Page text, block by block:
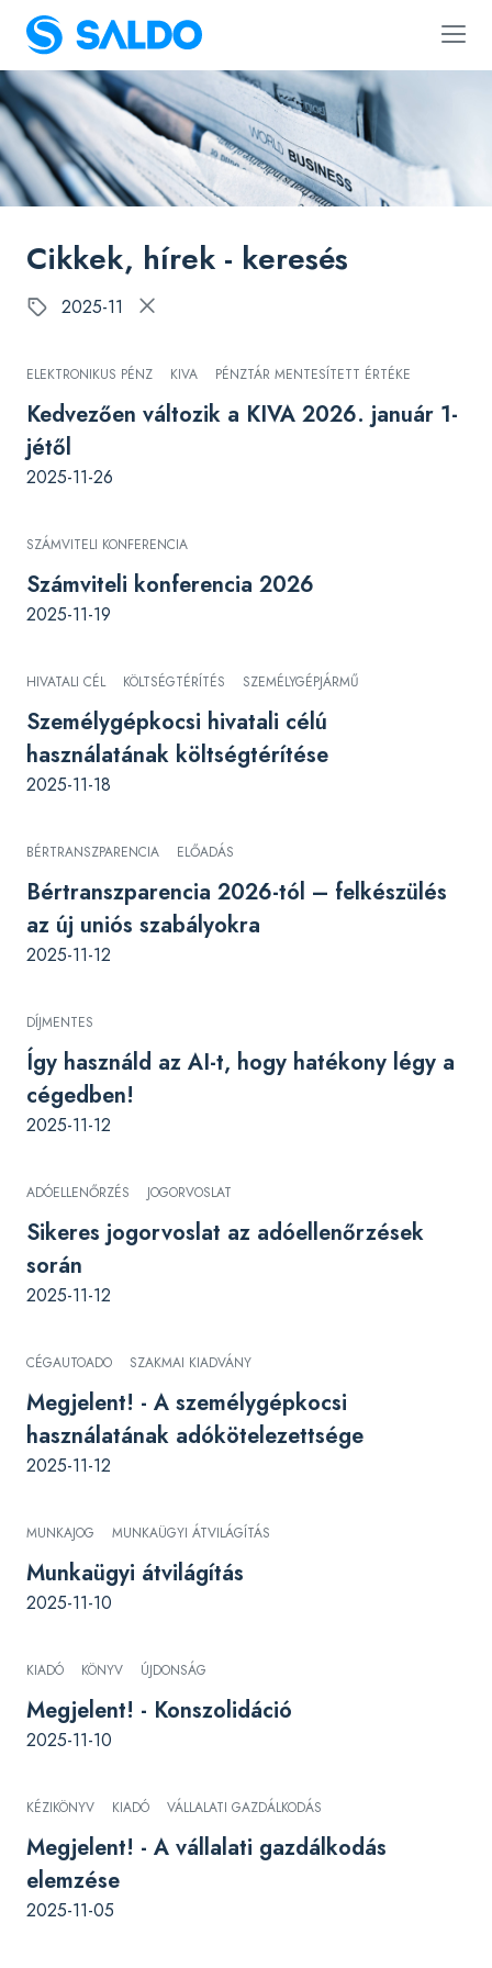
Cikkek, hírek - keresés
2025-11
ELEKTRONIKUS PÉNZ KIVA PÉNZTÁR MENTESÍTETT ÉRTÉKE
Kedvezően változik a KIVA 2026. január 1-
jétől
2025-11-26
SZÁMVITELI KONFERENCIA
Számviteli konferencia 2026
2025-11-19
HIVATALI CÉL KÖLTSÉGTÉRÍTÉS SZEMÉLYGÉPJÁRMŰ
Személygépkocsi hivatali célú
használatának költségtérítése
2025-11-18
BÉRTRANSZPARENCIA ELŐADÁS
Bértranszparencia 2026-tól – felkészülés
az új uniós szabályokra
2025-11-12
DÍJMENTES
Így használd az AI-t, hogy hatékony légy a
cégedben!
2025-11-12
ADÓELLENŐRZÉS JOGORVOSLAT
Sikeres jogorvoslat az adóellenőrzések
során
2025-11-12
CÉGAUTOADO SZAKMAI KIADVÁNY
Megjelent! - A személygépkocsi
használatának adókötelezettsége
2025-11-12
MUNKAJOG MUNKAÜGYI ÁTVILÁGÍTÁS
Munkaügyi átvilágítás
2025-11-10
KIADÓ KÖNYV ÚJDONSÁG
Megjelent! - Konszolidáció
2025-11-10
KÉZIKÖNYV KIADÓ VÁLLALATI GAZDÁLKODÁS
Megjelent! - A vállalati gazdálkodás
elemzése
2025-11-05